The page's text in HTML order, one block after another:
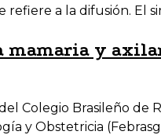
refiere a la difusión. El
mamaria y
Colegio Brasileño de
y Obstetricia